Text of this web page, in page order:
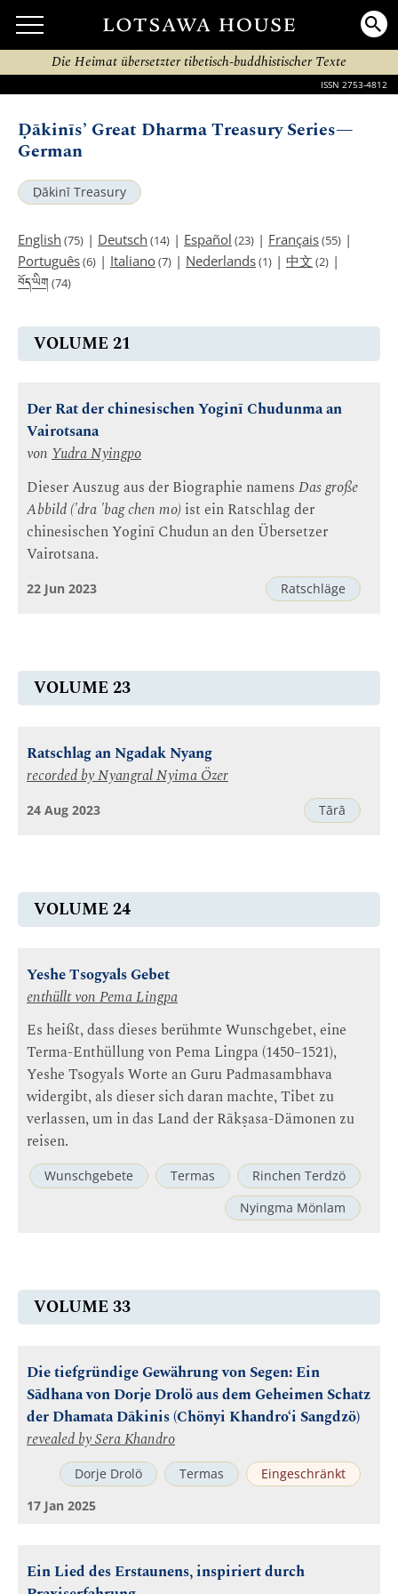
Die Heimat übersetzter tibetisch-buddhistischer Texte
ISSN 2753-4812
Ḍākinīs’ Great Dharma Treasury Series—
German
Ḍākinī Treasury
English (75) | Deutsch (14) | Español (23) | Français(55) |
Português(6) | Italiano(7) | Nederlands(1) | 中文 (2) |
བོད་ཡིག (74)
VOLUME 21
Der Rat der chinesischen Yoginī Chudunma an
Vairotsana
von Yudra Nyingpo
Dieser Auszug aus der Biographie namens Das große
Abbild ('dra 'bag chen mo) ist ein Ratschlag der
chinesischen Yoginī Chudun an den Übersetzer
Vairotsana.
Ratschläge
22 Jun 2023
VOLUME 23
Ratschlag an Ngadak Nyang
recorded byNyangral Nyima Özer
Tārā
24 Aug 2023
VOLUME 24
Yeshe Tsogyals Gebet
enthüllt vonPema Lingpa
Es heißt, dass dieses berühmte Wunschgebet, eine
Terma-Enthüllung von Pema Lingpa (1450–1521),
Yeshe Tsogyals Worte an Guru Padmasambhava
widergibt, als dieser sich daran machte, Tibet zu
verlassen, um in das Land der Rākṣasa-Dämonen zu
reisen.
Wunschgebete Termas
Rinchen Terdzö
Nyingma Mönlam
VOLUME 33
Die tiefgründige Gewährung von Segen: Ein
Sādhana von Dorje Drolö aus dem Geheimen Schatz
der Dhamata Dākinis (Chönyi Khandro‘i Sangdzö)
revealed bySera Khandro
Dorje Drolö Termas
Eingeschränkt
17 Jan 2025
Ein Lied des Erstaunens, inspiriert durch